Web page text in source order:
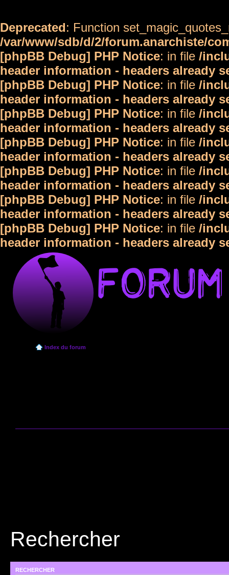
Deprecated: Function
/var/www/sdb/d/2/forum.anarchiste/
[phpBB Debug] PHP Notice: in file /
header information - headers already
[phpBB Debug] PHP Notice: in file /
header information - headers already
[phpBB Debug] PHP Notice: in file /
header information - headers already
[phpBB Debug] PHP Notice: in file /
header information - headers already
[phpBB Debug] PHP Notice: in file /
header information - headers already
[phpBB Debug] PHP Notice: in file /
header information - headers already
[phpBB Debug] PHP Notice: in file /
header information - headers already
Index du forum
Rechercher
RECHERCHER